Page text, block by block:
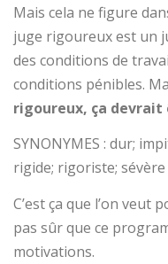
Mais cela ne figure
juge rigoureux est un
des conditions de
conditions pénibles.
rigoureux, ça
SYNONYMES : dur;
rigide; rigoriste; sévère
C’est ça que l’on veut
pas sûr que ce
motivations.